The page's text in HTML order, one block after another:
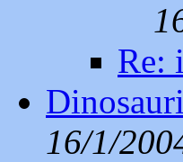
Re:
16/1/